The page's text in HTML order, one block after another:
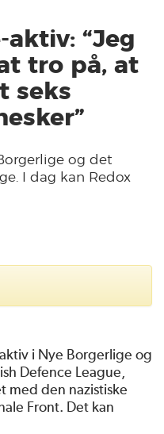
aktiv: “Jeg
tro på, at
seks
og det
I dag kan Redox
i Nye Borgerlige og
Defence League,
med den nazistiske
Front. Det kan